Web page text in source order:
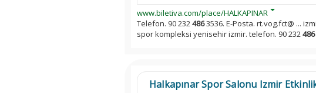
www.biletiva.com/place/HALKAPINAR
Telefon. 90 2324863536. E-Posta. rt.vog.fct@ ...
spor kompleksi yenisehir izmir. telefon. 90 232486
Halkapınar Spor Salonu Izmir